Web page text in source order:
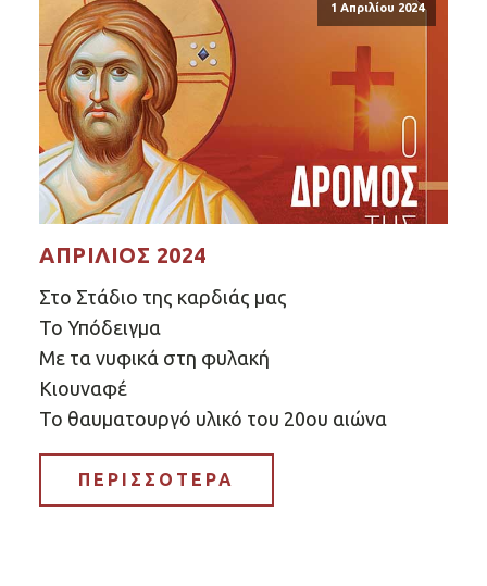
1 Απριλίου 2024
ΑΠΡΊΛΙΟΣ 2024
Στο Στάδιο της καρδιάς μας
Το Υπόδειγμα
Με τα νυφικά στη φυλακή
Κιουναφέ
Το θαυματουργό υλικό του 20ου αιώνα
ΠΕΡΙΣΣΟΤΕΡΑ